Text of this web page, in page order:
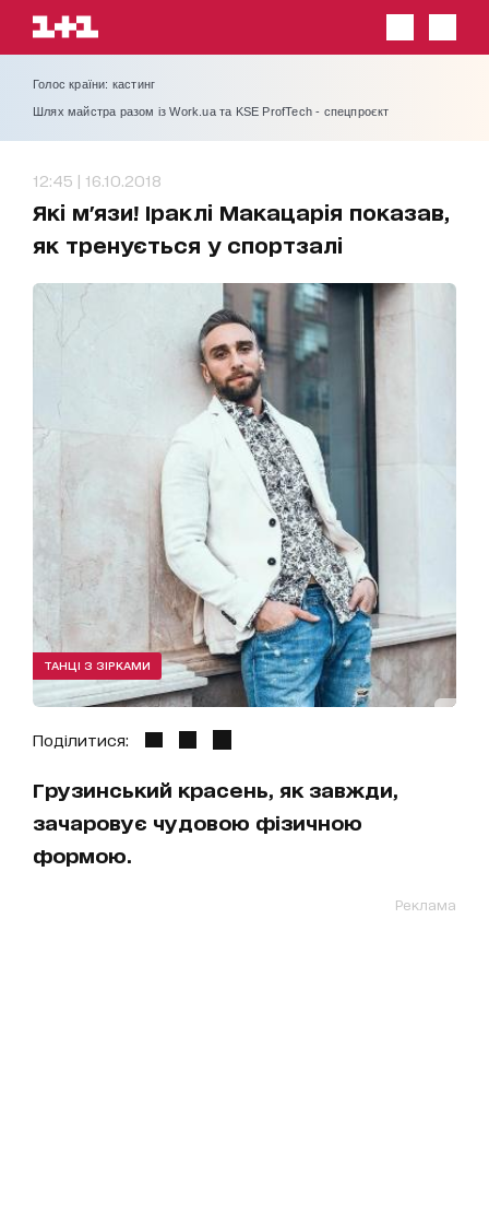
Голос країни: кастинг
Шлях майстра разом із Work.ua та KSE ProfTech - спецпроєкт
12:45 | 16.10.2018
Які м'язи! Іраклі Макацарія показав,
як тренується у спортзалі
ТАНЦІ З ЗІРКАМИ
Поділитися:
Грузинський красень, як завжди,
зачаровує чудовою фізичною
формою.
Реклама